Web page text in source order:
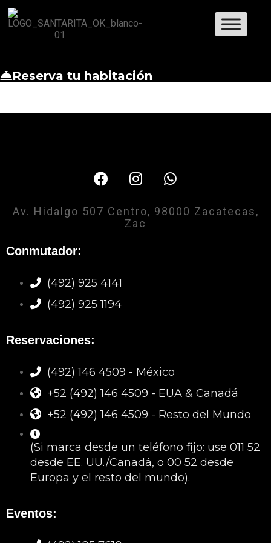
Reserva tu habitación
Av. Hidalgo 507 Centro, 98000 Zacatecas,
Zac
Conmutador:
(492) 925 4141
(492) 925 1194
Reservaciones:
(492) 146 4509 - México
+52 (492) 146 4509 - EUA & Canadá
+52 (492) 146 4509 - Resto del Mundo
(Si marca desde un teléfono fijo: use 011 52
desde EE. UU./Canadá, o 00 52 desde
Europa y el resto del mundo).
Eventos: